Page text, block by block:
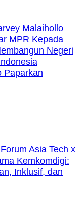
Malaihollo
MPR Kepada
Negeri
Paparkan
Asia Tech x
Kemkomdigi:
Inklusif, dan